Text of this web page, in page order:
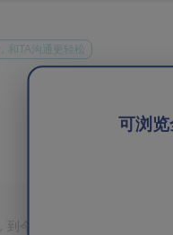
可浏
和TA沟通更轻松
到今天还没变状态。。。